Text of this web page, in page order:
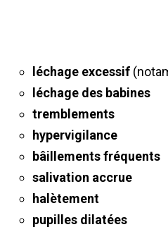
léchage excessif
léchage des babines
tremblements
hypervigilance
bâillements fréquents
salivation accrue
halètement
pupilles dilatées